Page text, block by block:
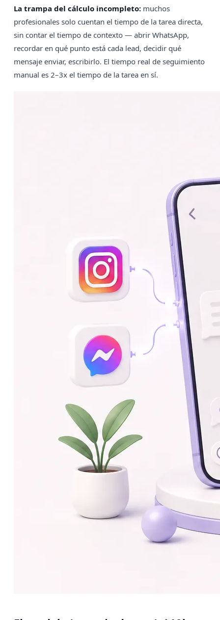
La trampa del cálculo incompleto: muchos
profesionales solo cuentan el tiempo de la tarea directa,
sin contar el tiempo de contexto — abrir WhatsApp,
recordar en qué punto está cada lead, decidir qué
mensaje enviar, escribirlo. El tiempo real de seguimiento
manual es 2–3x el tiempo de la tarea en sí.